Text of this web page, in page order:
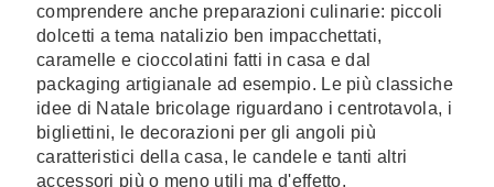
comprendere anche preparazioni culinarie: piccoli
dolcetti a tema natalizio ben impacchettati,
caramelle e cioccolatini fatti in casa e dal
packaging artigianale ad esempio. Le più classiche
idee di Natale bricolage riguardano i centrotavola, i
bigliettini, le decorazioni per gli angoli più
caratteristici della casa, le candele e tanti altri
accessori più o meno utili ma d'effetto.